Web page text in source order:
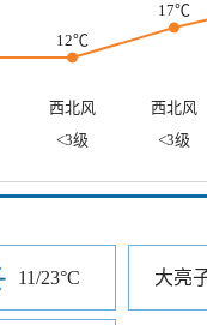
12℃
17℃
西北风 西北风
<3级 <3级
11/23°C